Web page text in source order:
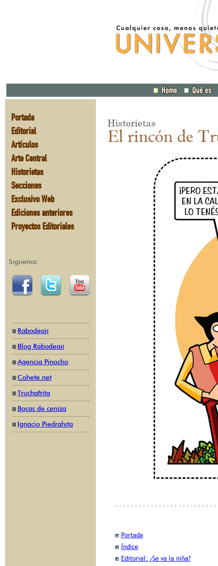
Portada
Editorial
Artículos
Arte Central
Historietas
Secciones
Exclusivo Web
Ediciones anteriores
Proyectos Editoriales
Síguenos:
Rabodeají
Blog Rabodeají
Agencia Pinocho
Cohete.net
Truchafrita
Bocas de ceniza
Ignacio Piedrahíta
Historietas
El rincón de
Portada
Índice
Editorial: ¿Se va la niña?